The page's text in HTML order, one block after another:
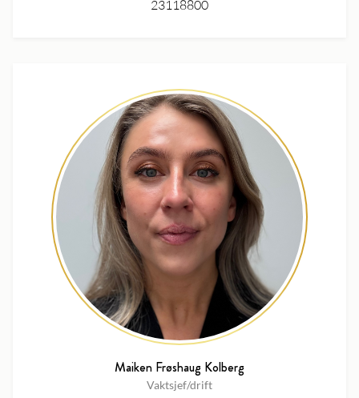
23118800
Maiken Frøshaug Kolberg
Vaktsjef/drift